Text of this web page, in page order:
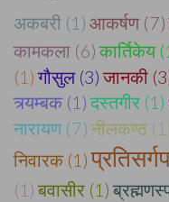
अकबरी (1) आकर्षण (7)
कामकला (6) कार्तिकेय
(1) गौसुल (3) जानकी
त्र्यम्बक (1) दस्तगीर (1)
नारायण (7) नीलकण्ठ
निवारक (1)
(1) बवासीर (1)